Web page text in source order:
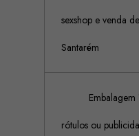
sexshop e venda
Santarém
rótulos ou